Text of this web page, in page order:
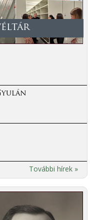
További hírek »